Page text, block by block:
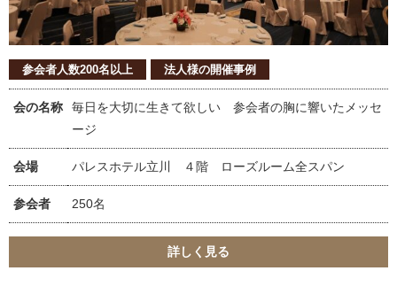
参会者人数200名以上 法人様の開催事例
会の名称
毎日を大切に生きて欲しい 参会者の胸に響いたメッセ
ージ
会場 パレスホテル立川 ４階 ローズルーム全スパン
参会者 250名
詳しく見る